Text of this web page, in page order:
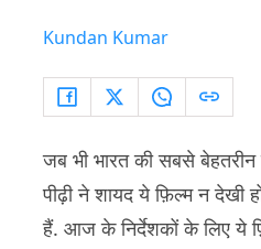
Kundan Kumar
जब भी भारत की सबसे बेहतरीन
पीढ़ी ने शायद ये फ़िल्म न देखी
हैं. आज के निर्देशकों के लिए ये